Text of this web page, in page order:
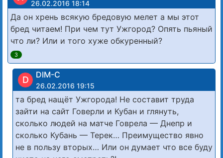
26.02.2016 18:14
Да он хрень всякую бредовую мелет а мы этот
бред читаем! При чем тут Ужгород? Опять пьяный
что ли? Или и того хуже обкуренный?
3
D DIM-C
26.02.2016 19:15
та бред нащёт Ужгорода! Не составит труда
зайти на сайт Говерли и Кубан и глянуть,
сколько людей на матче Говрела — Днепр и
сколько Кубань — Терек… Преимущество явно
не в пользу вторых… Или он думает что все буду